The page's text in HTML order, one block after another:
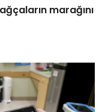
marağını